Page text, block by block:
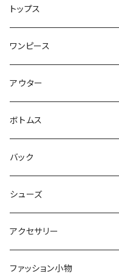
トップス
Tシャツ・カットソー
キャミソール・タンクトップ
シャツ・ブラウス
パーカー・トレーナー
裏起毛
サマーニット
その他
ニットトップス
ワンピース
ミニ
ヒザ丈
マキシ丈
オールインワン
セットアップ
変形
アウター
ジャケット
中綿
ブルゾン
カーデ・ベスト
ベスト
その他
ベスト
スカート
ボトムス
スカート
フレアー
プリーツ
パンツ
スウェット
ジョガー
デニム
スパッツ・レギンス・タイツ
バック
ショルダー
クラッチ
カゴbag
シューズ
ブーツ
スニーカー
アクセサリー
ピアス・イヤリング
ファッション小物